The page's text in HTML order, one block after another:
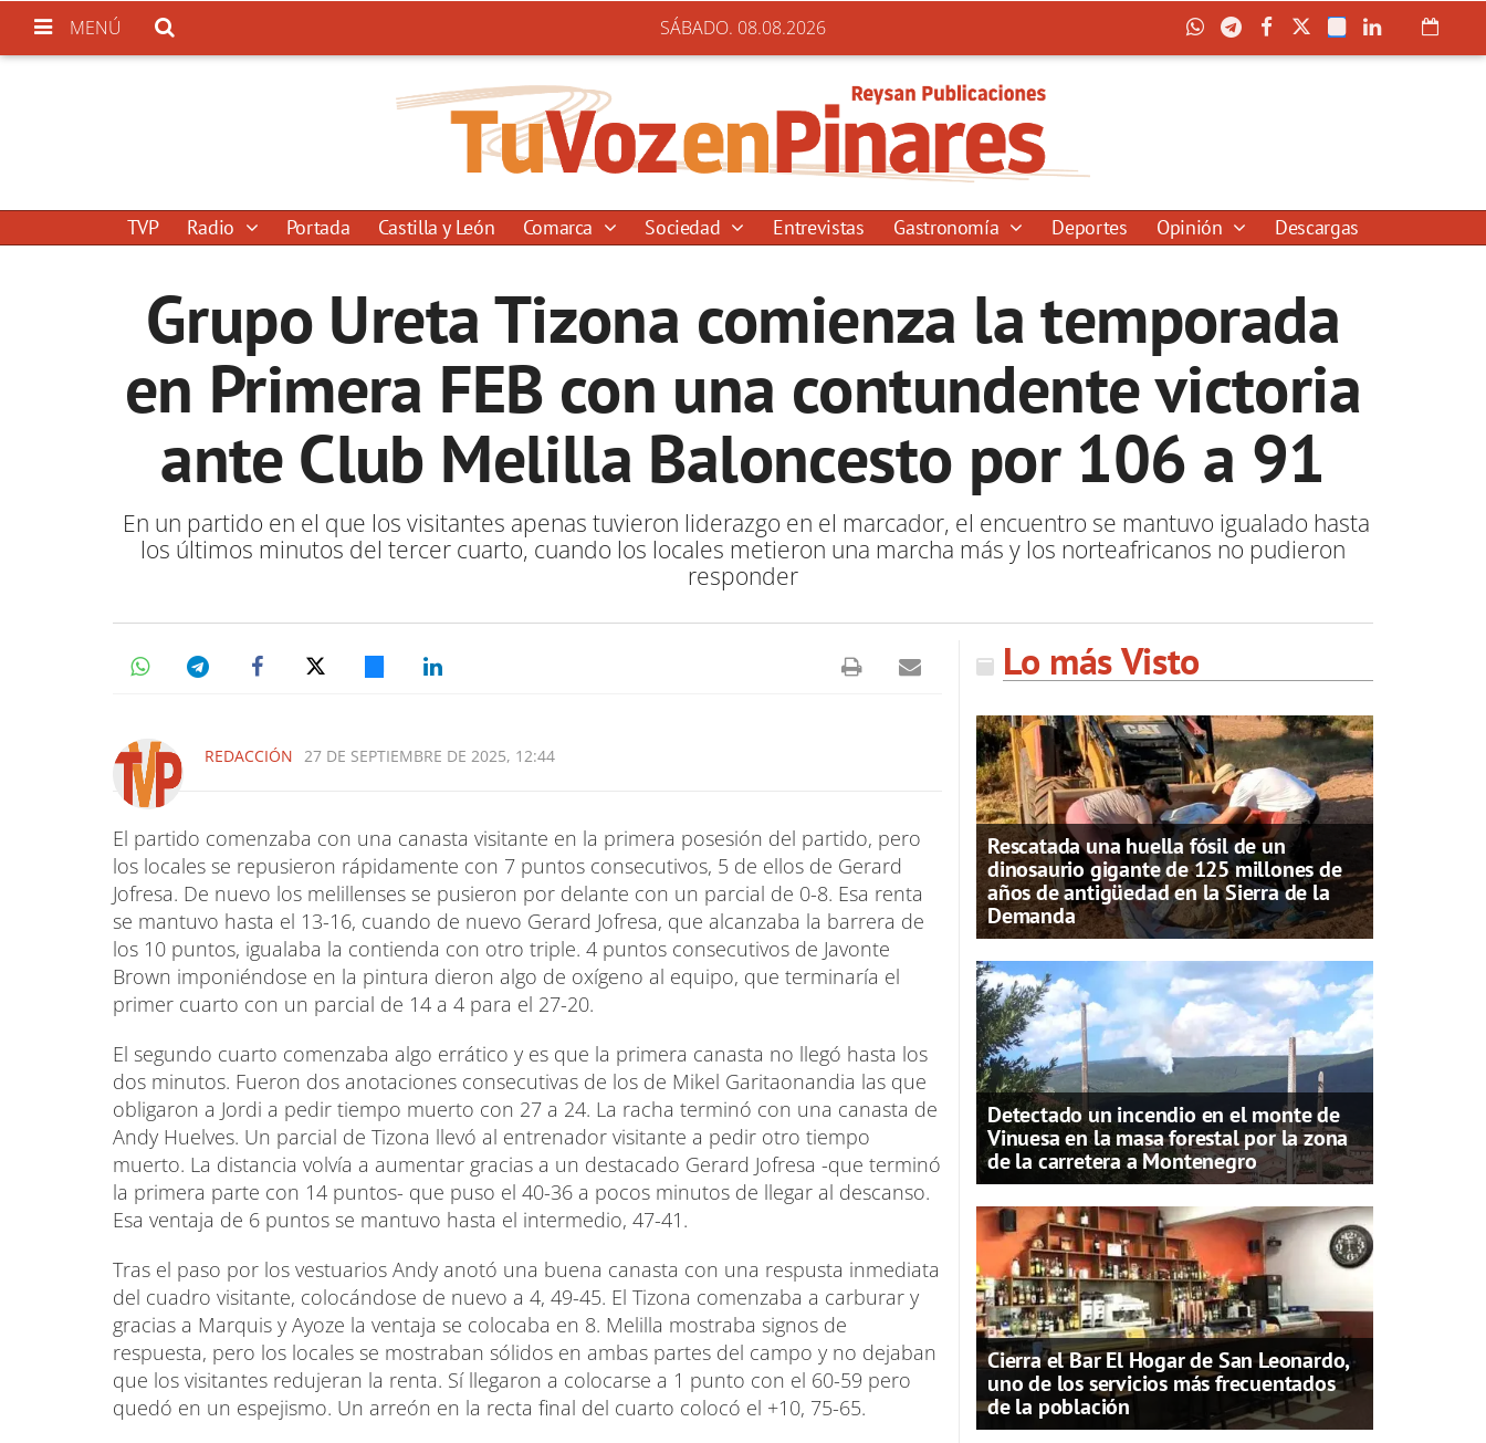
MENÚ SÁBADO. 08.08.2026
TVP Radio Portada Castilla y León Comarca Sociedad Entrevistas Gastronomía Deportes Opinión Descargas
Grupo Ureta Tizona comienza la temporada
en Primera FEB con una contundente victoria
ante Club Melilla Baloncesto por 106 a 91
En un partido en el que los visitantes apenas tuvieron liderazgo en el marcador, el encuentro se mantuvo igualado hasta
los últimos minutos del tercer cuarto, cuando los locales metieron una marcha más y los norteafricanos no pudieron
responder
REDACCIÓN 27 DE SEPTIEMBRE DE 2025, 12:44
El partido comenzaba con una canasta visitante en la primera posesión del partido, pero
los locales se repusieron rápidamente con 7 puntos consecutivos, 5 de ellos de Gerard
Jofresa. De nuevo los melillenses se pusieron por delante con un parcial de 0-8. Esa renta
se mantuvo hasta el 13-16, cuando de nuevo Gerard Jofresa, que alcanzaba la barrera de
los 10 puntos, igualaba la contienda con otro triple. 4 puntos consecutivos de Javonte
Brown imponiéndose en la pintura dieron algo de oxígeno al equipo, que terminaría el
primer cuarto con un parcial de 14 a 4 para el 27-20.
El segundo cuarto comenzaba algo errático y es que la primera canasta no llegó hasta los
dos minutos. Fueron dos anotaciones consecutivas de los de Mikel Garitaonandia las que
obligaron a Jordi a pedir tiempo muerto con 27 a 24. La racha terminó con una canasta de
Andy Huelves. Un parcial de Tizona llevó al entrenador visitante a pedir otro tiempo
muerto. La distancia volvía a aumentar gracias a un destacado Gerard Jofresa -que terminó
la primera parte con 14 puntos- que puso el 40-36 a pocos minutos de llegar al descanso.
Esa ventaja de 6 puntos se mantuvo hasta el intermedio, 47-41.
Tras el paso por los vestuarios Andy anotó una buena canasta con una respusta inmediata
del cuadro visitante, colocándose de nuevo a 4, 49-45. El Tizona comenzaba a carburar y
gracias a Marquis y Ayoze la ventaja se colocaba en 8. Melilla mostraba signos de
respuesta, pero los locales se mostraban sólidos en ambas partes del campo y no dejaban
que los visitantes redujeran la renta. Sí llegaron a colocarse a 1 punto con el 60-59 pero
quedó en un espejismo. Un arreón en la recta final del cuarto colocó el +10, 75-65.
Lo más Visto
Rescatada una huella fósil de un
dinosaurio gigante de 125 millones de
años de antigüedad en la Sierra de la
Demanda
Detectado un incendio en el monte de
Vinuesa en la masa forestal por la zona
de la carretera a Montenegro
Cierra el Bar El Hogar de San Leonardo,
uno de los servicios más frecuentados
de la población